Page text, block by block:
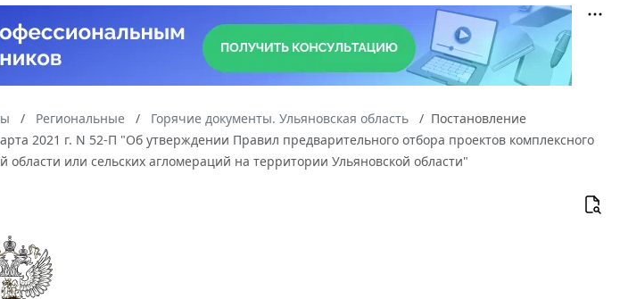
Региональные Горячие документы. Ульяновская область
Постановление
2021 г. N 52-П "Об утверждении Правил предварительного отбора проектов комплексного
области или сельских агломераций на территории Ульяновской области"